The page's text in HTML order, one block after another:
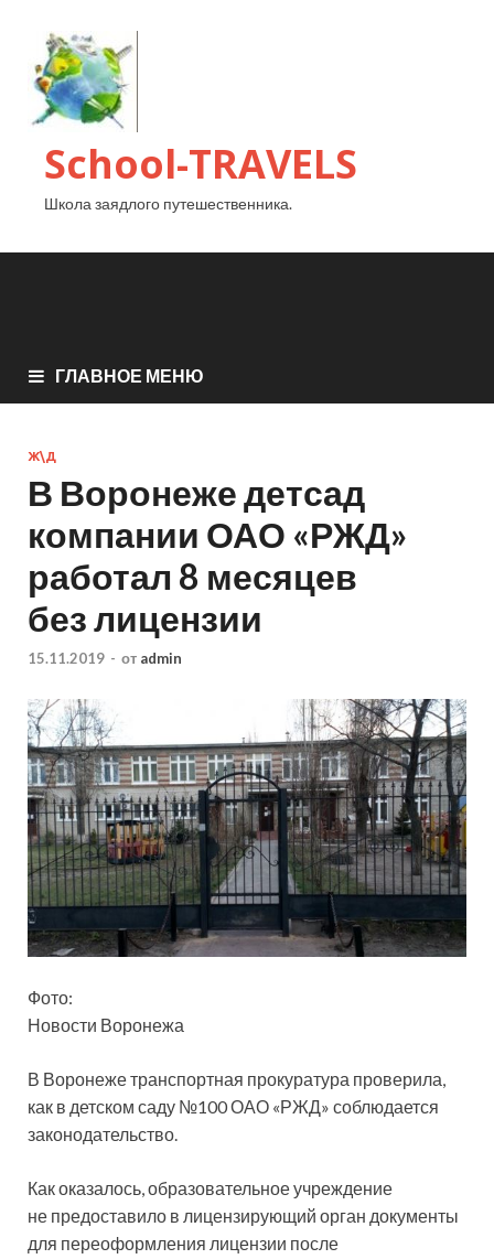
School-TRAVELS
Школа заядлого путешественника.
ГЛАВНОЕ МЕНЮ
Ж\Д
В Воронеже детсад
компании ОАО «РЖД»
работал 8 месяцев
без лицензии
15.11.2019 - от admin
Фото:
Новости Воронежа
В Воронеже транспортная прокуратура проверила,
как в детском саду №100 ОАО «РЖД» соблюдается
законодательство.
Как оказалось, образовательное учреждение
не предоставило в лицензирующий орган документы
для переоформления лицензии после